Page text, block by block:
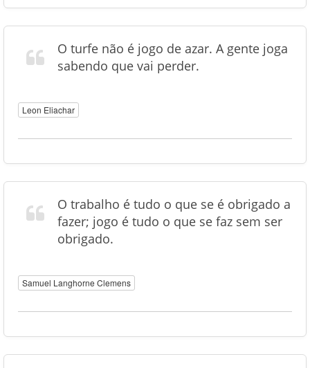
O turfe não é jogo de azar. A gente joga
sabendo que vai perder.
Leon Eliachar
O trabalho é tudo o que se é obrigado a
fazer; jogo é tudo o que se faz sem ser
obrigado.
Samuel Langhorne Clemens